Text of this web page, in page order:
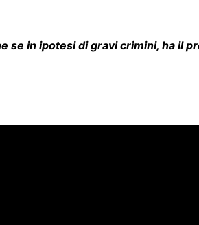
se in ipotesi di gravi crimini, ha il